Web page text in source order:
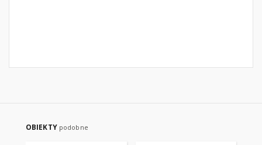
OBIEKTY podobne